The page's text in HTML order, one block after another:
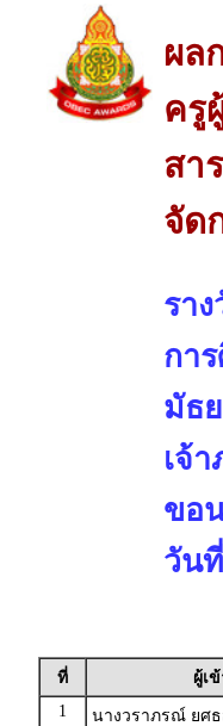
ผล
ครู
สา
จัด
รา
กา
มัธ
เจ้
ขอ
วัน
ที่
ผู้เ
1
นางวราภรณ์ ยศธ